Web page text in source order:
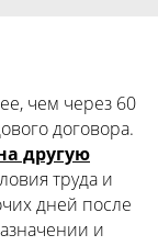
чем через 60
договора.
другую
труда и
дней после
и